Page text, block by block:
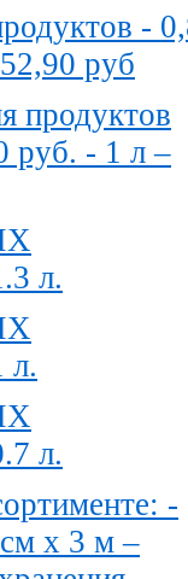
-
руб
продуктов
руб. - 1 л –
л.
л.
-
см х 3 м –